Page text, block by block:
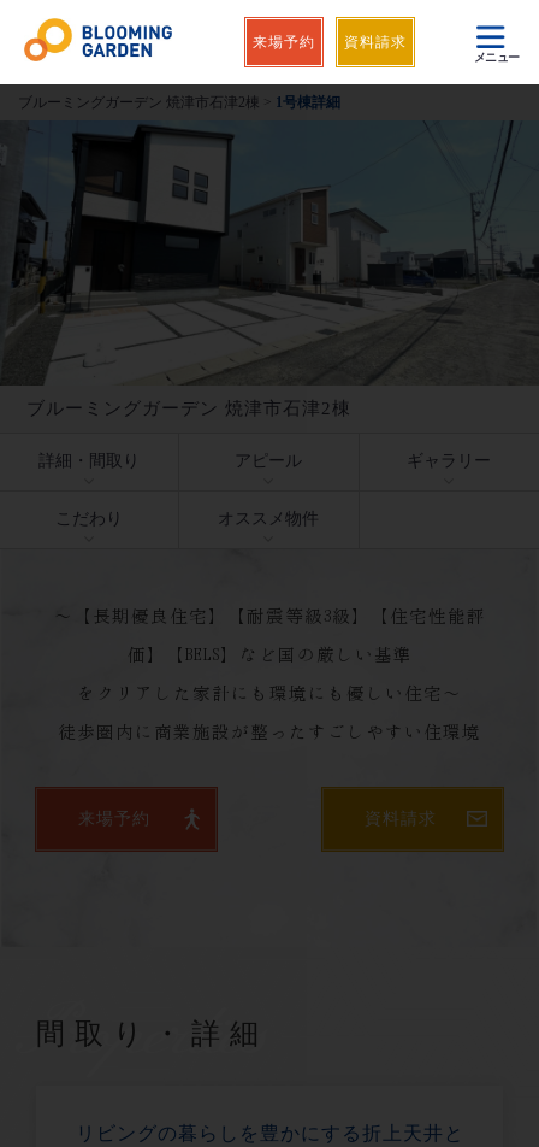
来場予約 資料請求
メニュー
ブルーミングガーデン 焼津市石津2棟 > 1号棟詳細
ブルーミングガーデン 焼津市石津2棟
詳細・間取り アピール ギャラリー
こだわり オススメ物件
～【長期優良住宅】【耐震等級3級】【住宅性能評
価】【BELS】など国の厳しい基準
をクリアした家計にも環境にも優しい住宅～
来場予約 資料請求
間取り・詳細
リビングの暮らしを豊かにする折上天井と